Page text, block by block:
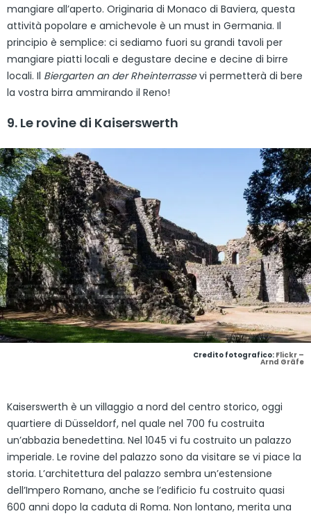
mangiare all’aperto. Originaria di Monaco di Baviera, questa
attività popolare e amichevole è un must in Germania. Il
principio è semplice: ci sediamo fuori su grandi tavoli per
mangiare piatti locali e degustare decine e decine di birre
locali. Il Biergarten an der Rheinterrassevi permetterà di bere
la vostra birra ammirando il Reno!
9. Le rovine di Kaiserswerth
Credito fotografico: Flickr –
Arnd Gräfe
Kaiserswerth è un villaggio a nord del centro storico, oggi
quartiere di Düsseldorf, nel quale nel 700 fu costruita
un’abbazia benedettina. Nel 1045 vi fu costruito un palazzo
imperiale. Le rovine del palazzo sono da visitare se vi piace la
storia. L’architettura del palazzo sembra un’estensione
dell’Impero Romano, anche se l’edificio fu costruito quasi
600 anni dopo la caduta di Roma. Non lontano, merita una